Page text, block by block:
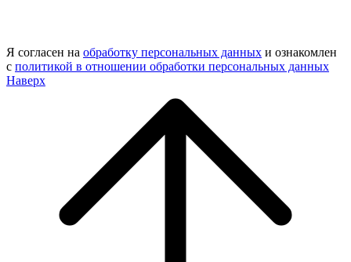
Я согласен на обработку персональных данных и ознакомлен
с политикой в отношении обработки персональных данных
Наверх